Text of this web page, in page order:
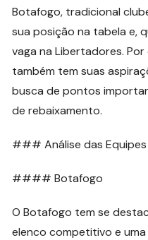
Botafogo, tradicional
sua posição na tabela e,
vaga na Libertadores.
também tem suas
busca de pontos
de rebaixamento.
### Análise das Equipes
#### Botafogo
O Botafogo tem se
elenco competitivo e